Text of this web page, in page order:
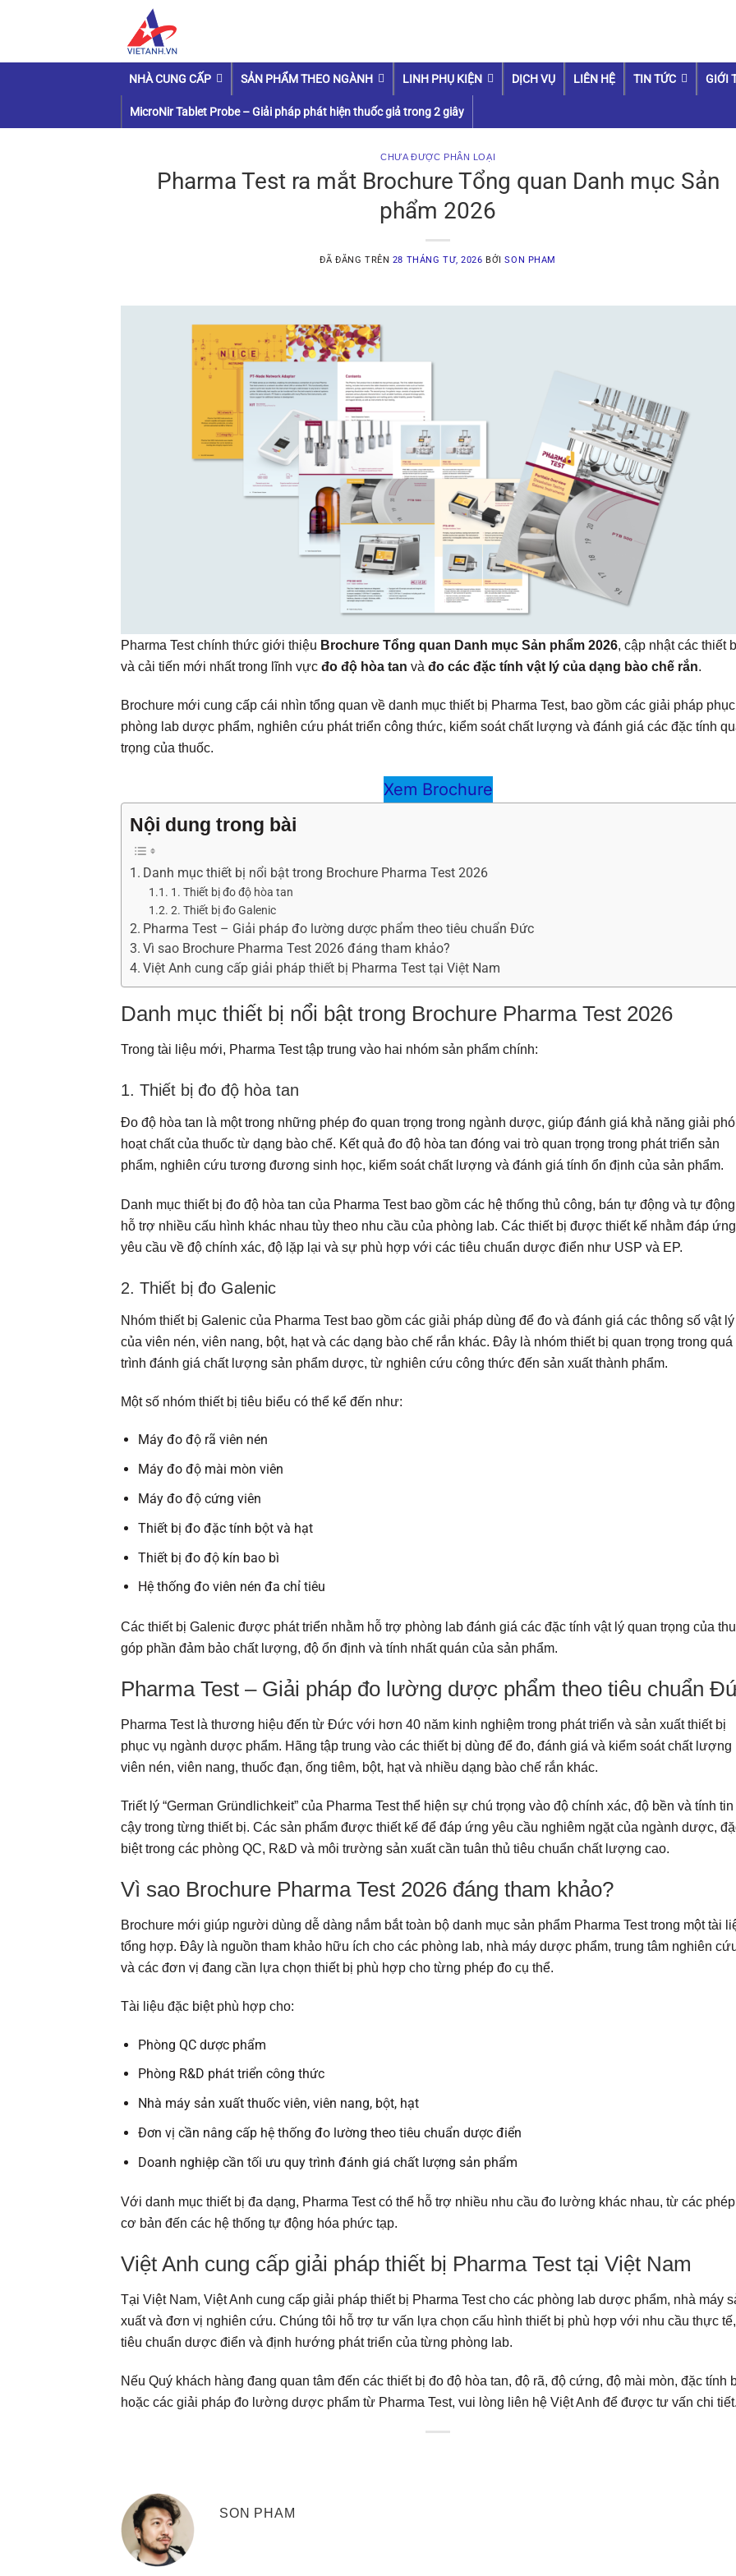
NHÀ CUNG CẤP SẢN PHẨM THEO NGÀNH LINH PHỤ KIỆN DỊCH VỤ LIÊN HỆ TIN TỨC GIỚI
MicroNir Tablet Probe – Giải pháp phát hiện thuốc giả trong 2 giây
CHƯA ĐƯỢC PHÂN LOẠI
Pharma Test ra mắt Brochure Tổng quan Danh mục Sản
phẩm 2026
ĐÃ ĐĂNG TRÊN 28 THÁNG TƯ, 2026 BỞISON PHAM
Pharma Test chính thức giới thiệu Brochure Tổng quan Danh mục Sản phẩm 2026, cập nhật các thiết
và cải tiến mới nhất trong lĩnh vực đo độ hòa tan và đo các đặc tính vật lý của dạng bào chế rắn.
Brochure mới cung cấp cái nhìn tổng quan về danh mục thiết bị Pharma Test, bao gồm các giải pháp
phòng lab dược phẩm, nghiên cứu phát triển công thức, kiểm soát chất lượng và đánh giá các đặc tính
trọng của thuốc.
Xem Brochure
Nội dung trong bài
Danh mục thiết bị nổi bật trong Brochure Pharma Test 2026
1. Thiết bị đo độ hòa tan
2. Thiết bị đo Galenic
Pharma Test – Giải pháp đo lường dược phẩm theo tiêu chuẩn Đức
Vì sao Brochure Pharma Test 2026 đáng tham khảo?
Việt Anh cung cấp giải pháp thiết bị Pharma Test tại Việt Nam
Danh mục thiết bị nổi bật trong Brochure Pharma Test 2026
Trong tài liệu mới, Pharma Test tập trung vào hai nhóm sản phẩm chính:
1. Thiết bị đo độ hòa tan
Đo độ hòa tan là một trong những phép đo quan trọng trong ngành dược, giúp đánh giá khả năng giải
hoạt chất của thuốc từ dạng bào chế. Kết quả đo độ hòa tan đóng vai trò quan trọng trong phát triển sản
phẩm, nghiên cứu tương đương sinh học, kiểm soát chất lượng và đánh giá tính ổn định của sản phẩm.
Danh mục thiết bị đo độ hòa tan của Pharma Test bao gồm các hệ thống thủ công, bán tự động và tự
hỗ trợ nhiều cấu hình khác nhau tùy theo nhu cầu của phòng lab. Các thiết bị được thiết kế nhằm đáp ứng
yêu cầu về độ chính xác, độ lặp lại và sự phù hợp với các tiêu chuẩn dược điển như USP và EP.
2. Thiết bị đo Galenic
Nhóm thiết bị Galenic của Pharma Test bao gồm các giải pháp dùng để đo và đánh giá các thông số vật lý
của viên nén, viên nang, bột, hạt và các dạng bào chế rắn khác. Đây là nhóm thiết bị quan trọng trong quá
trình đánh giá chất lượng sản phẩm dược, từ nghiên cứu công thức đến sản xuất thành phẩm.
Một số nhóm thiết bị tiêu biểu có thể kể đến như:
Máy đo độ rã viên nén
Máy đo độ mài mòn viên
Máy đo độ cứng viên
Thiết bị đo đặc tính bột và hạt
Thiết bị đo độ kín bao bì
Hệ thống đo viên nén đa chỉ tiêu
Các thiết bị Galenic được phát triển nhằm hỗ trợ phòng lab đánh giá các đặc tính vật lý quan trọng của
góp phần đảm bảo chất lượng, độ ổn định và tính nhất quán của sản phẩm.
Pharma Test – Giải pháp đo lường dược phẩm theo tiêu chuẩn
Pharma Test là thương hiệu đến từ Đức với hơn 40 năm kinh nghiệm trong phát triển và sản xuất thiết bị
phục vụ ngành dược phẩm. Hãng tập trung vào các thiết bị dùng để đo, đánh giá và kiểm soát chất lượng
viên nén, viên nang, thuốc đạn, ống tiêm, bột, hạt và nhiều dạng bào chế rắn khác.
Triết lý “German Gründlichkeit” của Pharma Test thể hiện sự chú trọng vào độ chính xác, độ bền và tính tin
cậy trong từng thiết bị. Các sản phẩm được thiết kế để đáp ứng yêu cầu nghiêm ngặt của ngành dược,
biệt trong các phòng QC, R&D và môi trường sản xuất cần tuân thủ tiêu chuẩn chất lượng cao.
Vì sao Brochure Pharma Test 2026 đáng tham khảo?
Brochure mới giúp người dùng dễ dàng nắm bắt toàn bộ danh mục sản phẩm Pharma Test trong một tài
tổng hợp. Đây là nguồn tham khảo hữu ích cho các phòng lab, nhà máy dược phẩm, trung tâm nghiên
và các đơn vị đang cần lựa chọn thiết bị phù hợp cho từng phép đo cụ thể.
Tài liệu đặc biệt phù hợp cho:
Phòng QC dược phẩm
Phòng R&D phát triển công thức
Nhà máy sản xuất thuốc viên, viên nang, bột, hạt
Đơn vị cần nâng cấp hệ thống đo lường theo tiêu chuẩn dược điển
Doanh nghiệp cần tối ưu quy trình đánh giá chất lượng sản phẩm
Với danh mục thiết bị đa dạng, Pharma Test có thể hỗ trợ nhiều nhu cầu đo lường khác nhau, từ các
cơ bản đến các hệ thống tự động hóa phức tạp.
Việt Anh cung cấp giải pháp thiết bị Pharma Test tại Việt Nam
Tại Việt Nam, Việt Anh cung cấp giải pháp thiết bị Pharma Test cho các phòng lab dược phẩm, nhà máy
xuất và đơn vị nghiên cứu. Chúng tôi hỗ trợ tư vấn lựa chọn cấu hình thiết bị phù hợp với nhu cầu thực tế,
tiêu chuẩn dược điển và định hướng phát triển của từng phòng lab.
Nếu Quý khách hàng đang quan tâm đến các thiết bị đo độ hòa tan, độ rã, độ cứng, độ mài mòn, đặc tính
hoặc các giải pháp đo lường dược phẩm từ Pharma Test, vui lòng liên hệ Việt Anh để được tư vấn chi tiết.
SON PHAM